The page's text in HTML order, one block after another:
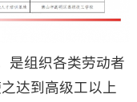
是组织各类劳动者
达到高级工以上